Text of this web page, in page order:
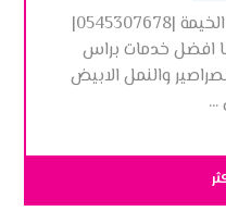
شركة مكافحة حشرات رأس الخيمة |0545307678|
افضل خدمات براس
والنمل الابيض
...